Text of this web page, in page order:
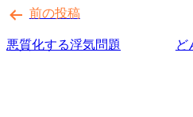
稿
ナ
前の投稿
悪質化する浮気問題
ど